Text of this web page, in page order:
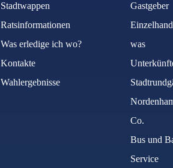
Stadtwappen
Ratsinformationen
Was erledige ich wo?
Kontakte
Wahlergebnisse
Gastgeber
was
Co.
Bus und
Service